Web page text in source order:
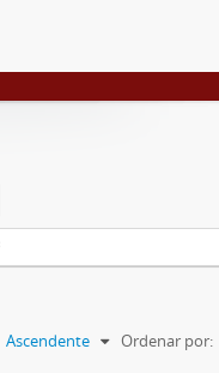
Ordenar por:
Ascendente